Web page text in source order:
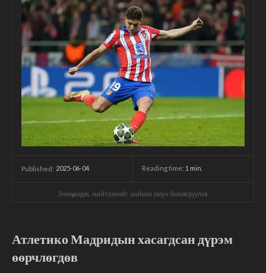
Published: 2025-06-04 Reading time: 1 min.
Энэхүү мэдээ, нийтлэлийг хиймэл оюун боловсруулав.
Атлетико Мадридын хасагдсан дүрэм
өөрчлөгдөв